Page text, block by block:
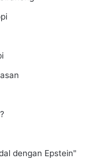
dengan Epstein"